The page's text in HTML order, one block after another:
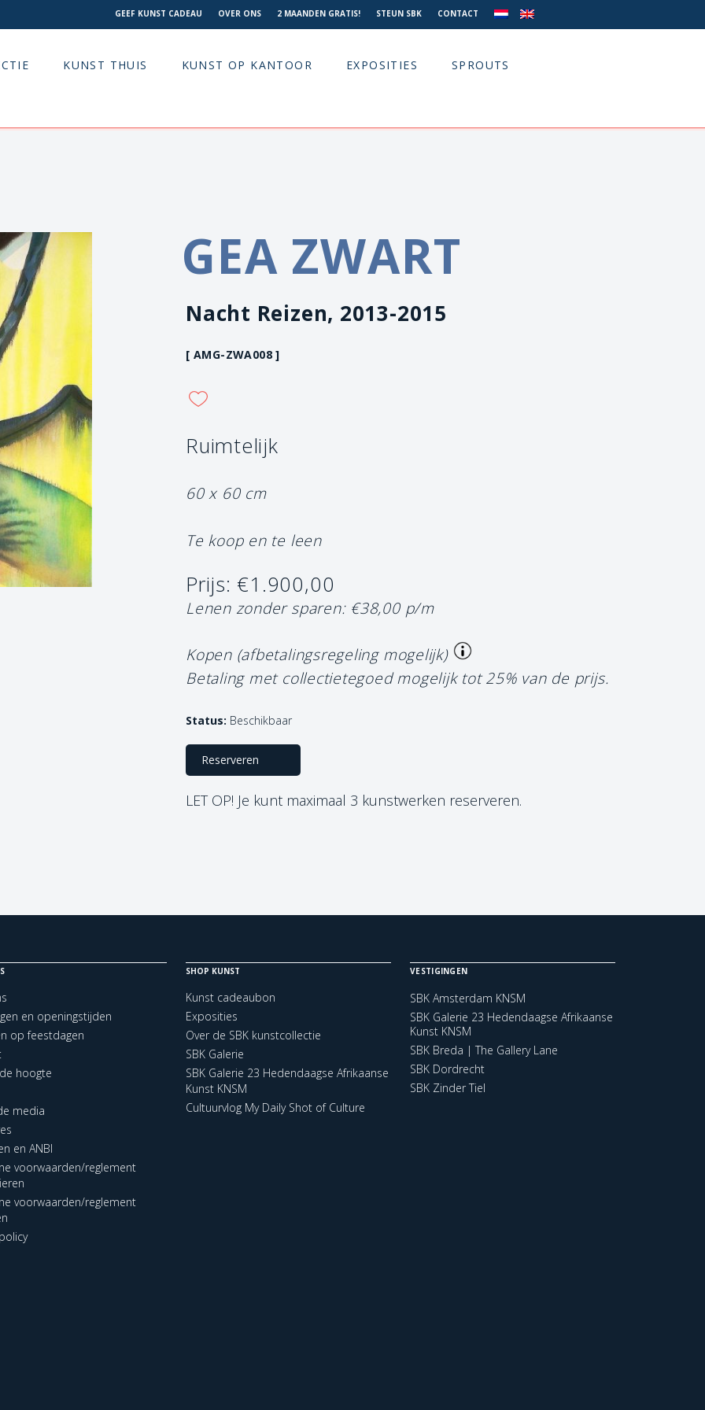
GEEF KUNST CADEAU OVER ONS 2 MAANDEN GRATIS! STEUN SBK CONTACT
KUNST THUIS KUNST OP KANTOOR EXPOSITIES SPROUTS
GEA ZWART
Nacht Reizen, 2013-2015
[ AMG-ZWA008 ]
Ruimtelijk
60 x 60 cm
Te koop en te leen
Prijs: €1.900,00
Lenen zonder sparen: €38,00 p/m
Kopen (afbetalingsregeling mogelijk)
Betaling met collectietegoed mogelijk tot 25% van de prijs.
Status: Beschikbaar
Reserveren
LET OP! Je kunt maximaal 3 kunstwerken reserveren.
en openingstijden
op feestdagen
hoogte
media
en ANBI
voorwaarden/reglement
voorwaarden/reglement
SHOP KUNST
Kunst cadeaubon
Exposities
Over de SBK kunstcollectie
SBK Galerie
SBK Galerie 23 Hedendaagse Afrikaanse
Kunst KNSM
Cultuurvlog My Daily Shot of Culture
VESTIGINGEN
SBK Amsterdam KNSM
SBK Galerie 23 Hedendaagse Afrikaanse
Kunst KNSM
SBK Breda | The Gallery Lane
SBK Dordrecht
SBK Zinder Tiel